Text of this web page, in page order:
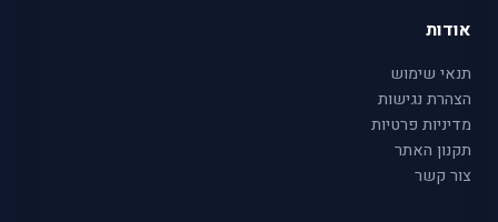
אודות
תנאי שימוש
הצהרת נגישות
מדיניות פרטיות
תקנון האתר
צור קשר